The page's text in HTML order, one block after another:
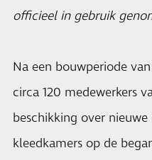
officieel in gebruik
Na een bouwperiode
circa 120 medewerkers
beschikking over
kleedkamers op de